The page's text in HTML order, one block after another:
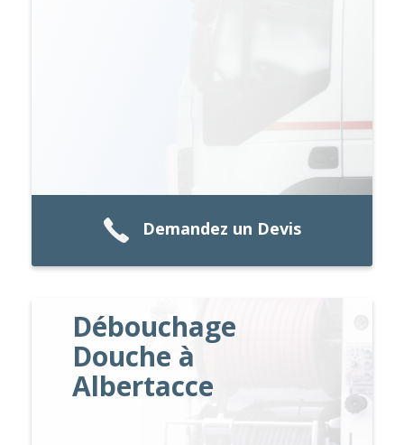
Demandez un Devis
Débouchage
Douche à
Albertacce